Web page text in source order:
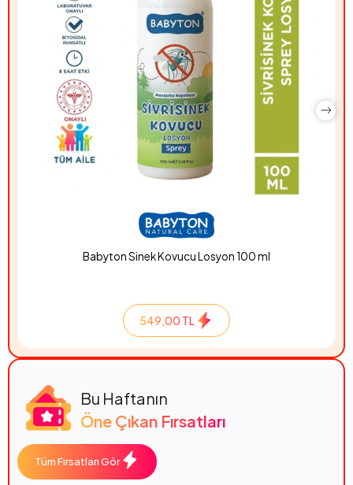
Babyton Sinek Kovucu Losyon 100 ml
549,00 TL
Bu Haftanın
Öne Çıkan Fırsatları
Tüm Fırsatları Gör